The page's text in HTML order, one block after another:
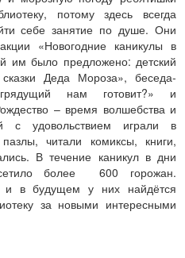
потому здесь всегда
себе занятие по душе. Они
«Новогодние каникулы в
им было предложено: детский
Деда Мороза», беседа-
нам готовит?» и
– время волшебства и
с удовольствием играли в
читали комиксы, книги,
В течение каникул в дни
более 600 горожан.
и в будущем у них найдётся
за новыми интересными